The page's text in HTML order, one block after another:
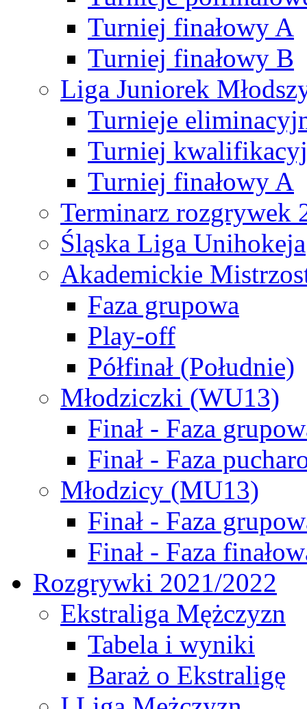
Turniej finałowy A
Turniej finałowy B
Liga Juniorek
Turnieje
Turniej
Turniej finałowy A
Terminarz rozgrywek
Śląska Liga Unihokeja
Akademickie
Faza grupowa
Play-off
Półfinał (Południe)
Młodziczki (WU13)
Finał - Faza
Finał - Faza
Młodzicy (MU13)
Finał - Faza
Finał - Faza
Rozgrywki 2021/2022
Ekstraliga Mężczyzn
Tabela i wyniki
Baraż o Ekstraligę